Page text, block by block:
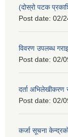
(दोस्रो पटक
Post date: 02/
विवरण उपलब्ध
Post date: 02/
दर्ता अभिलेखीकरण
Post date: 02/
कर्जा सूचना